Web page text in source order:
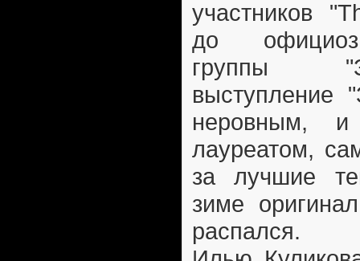
участников
до
группы
выступление
неровным,
лауреатом,
за лучшие
зиме
распался.